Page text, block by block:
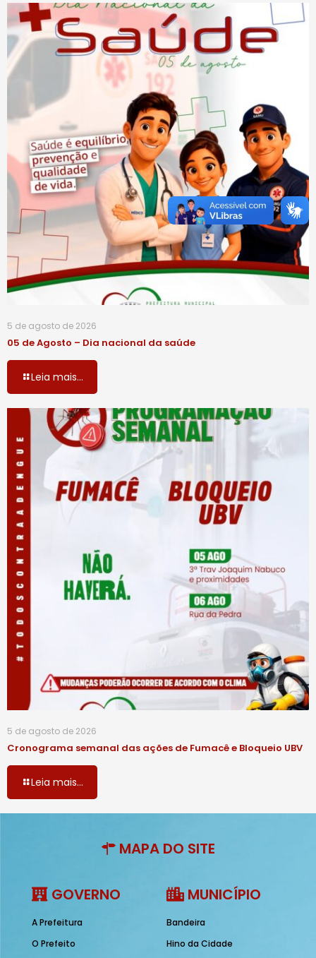
5 de agosto de 2026
05 de Agosto – Dia nacional da saúde
Leia mais...
5 de agosto de 2026
Cronograma semanal das ações de Fumacê e Bloqueio UBV
Leia mais...
MAPA DO SITE
GOVERNO
A Prefeitura
O Prefeito
MUNICÍPIO
Bandeira
Hino da Cidade